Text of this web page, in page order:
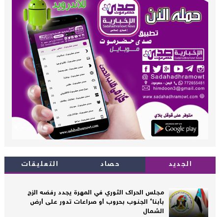
الجديد حصاد التعليقات
مجلس الحراك الثوري في المهرة يجدد رفضه الزج
بأبناء الجنوب بحروب أو صراعات تدور على أرض
الشمال